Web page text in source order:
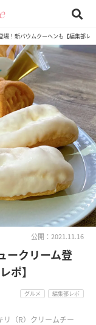
場！新バウムクーヘンも【編集部レ
公開：2021.11.16
ークリーム登
ポ】
グルメ 編集部レポ
（R）クリームチー